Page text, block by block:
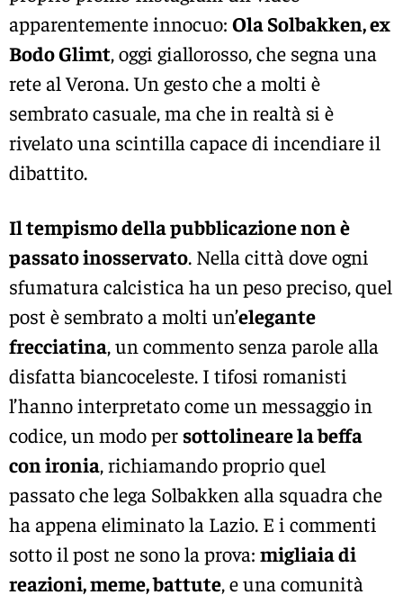
apparentemente innocuo: Ola Solbakken, ex
Bodo Glimt, oggi giallorosso, che segna una
rete al Verona. Un gesto che a molti è
sembrato casuale, ma che in realtà si è
rivelato una scintilla capace di incendiare il
dibattito.
Il tempismo della pubblicazione non è
passato inosservato. Nella città dove ogni
sfumatura calcistica ha un peso preciso, quel
post è sembrato a molti un’elegante
frecciatina, un commento senza parole alla
disfatta biancoceleste. I tifosi romanisti
l’hanno interpretato come un messaggio in
codice, un modo per sottolineare la beffa
con ironia, richiamando proprio quel
passato che lega Solbakken alla squadra che
ha appena eliminato la Lazio. E i commenti
sotto il post ne sono la prova: migliaia di
reazioni, meme, battute, e una comunità